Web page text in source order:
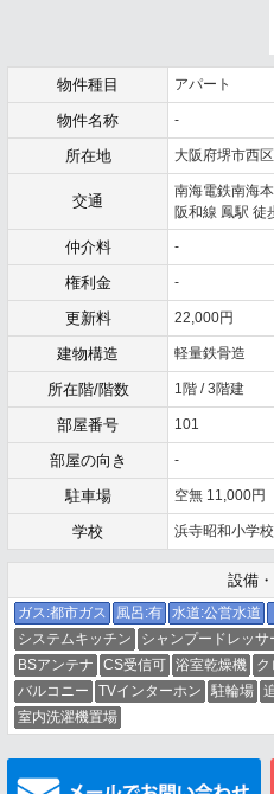
物件種目 アパート
物件名称 -
所在地 大阪府堺市西
交通
南海電鉄南海
阪和線 鳳駅 徒
仲介料 -
権利金 -
更新料 22,000円
建物構造 軽量鉄骨造
所在階/階数 1階 / 3階建
部屋番号 101
部屋の向き -
駐車場 空無 11,000円
学校 浜寺昭和小学
設備
ガス:都市ガス 風呂:有 水道:公営水道
システムキッチン
シャンプードレッサ
BSアンテナ
CS受信可 浴室乾燥機 ク
バルコニー
TVインターホン 駐輪場
室内洗濯機置場